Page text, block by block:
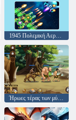
1945 Πολεμική Αεροπορία: αεροπλάνο